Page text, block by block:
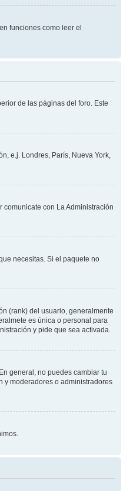
funciones como leer el
de las páginas del foro. Este
e.j. Londres, París, Nueva York,
con La Administración
necesitas. Si el paquete no
(rank) del usuario, generalmente
es única o personal para
y pide que sea activada.
general, no puedes cambiar tu
y moderadores o administradores